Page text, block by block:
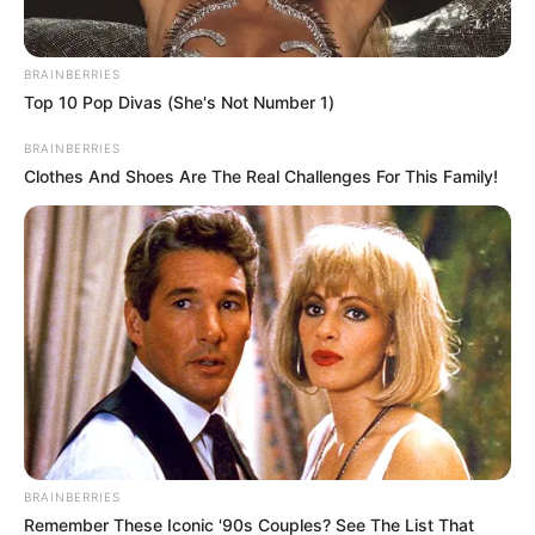
Tras enfrentar un proceso judicial, el Juzgado Primero
Penal Municipal con Función de Conocimiento de
Envigado
condenó a Sánchez Gómez a 21 meses y un
BRAINBERRIES
Top 10 Pop Divas (She's Not Number 1)
BRAINBERRIES
Clothes And Shoes Are The Real Challenges For This Family!
BRAINBERRIES
Remember These Iconic '90s Couples? See The List That